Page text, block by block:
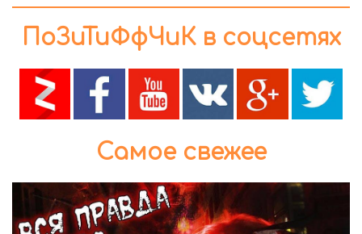
ПоЗиТиФфЧиК в соцсетях
Самое свежее